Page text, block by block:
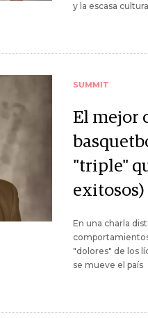
y la escasa
SUMMIT
El mejor
"triple"
exitosos)
En una charla
"dolores" de los
se mueve el país